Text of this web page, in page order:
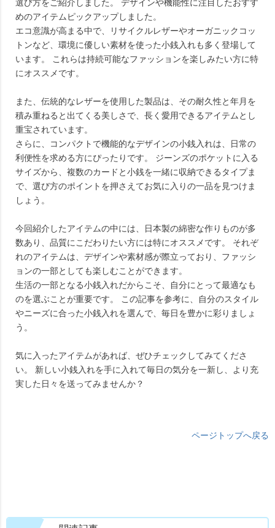
選び方をご紹介しました。 デザインや機能性に注目したおすす
めのアイテムピックアップしました。
エコ意識が高まる中で、リサイクルレザーやオーガニックコッ
トンなど、環境に優しい素材を使った小銭入れも多く登場して
います。 これらは持続可能なファッションを楽しみたい方に特
にオススメです。
また、伝統的なレザーを使用した製品は、その耐久性と年月を
積み重ねると出てくる美しさで、長く愛用できるアイテムとし
重宝されています。
さらに、コンパクトで機能的なデザインの小銭入れは、日常の
利便性を求める方にぴったりです。 ジーンズのポケットに入る
サイズから、複数のカードと小銭を一緒に収納できるタイプま
で、選び方のポイントを押さえてお気に入りの一品を見つけま
しょう。
今回紹介したアイテムの中には、日本製の綿密な作りものが多
数あり、品質にこだわりたい方には特にオススメです。 それぞ
れのアイテムは、デザインや素材感が際立っており、ファッシ
ョンの一部としても楽しむことができます。
生活の一部となる小銭入れだからこそ、自分にとって最適なも
のを選ぶことが重要です。 この記事を参考に、自分のスタイル
やニーズに合った小銭入れを選んで、毎日を豊かに彩りましょ
う。
気に入ったアイテムがあれば、ぜひチェックしてみてくださ
い。 新しい小銭入れを手に入れて毎日の気分を一新し、より充
実した日々を送ってみませんか？
ページトップへ戻る